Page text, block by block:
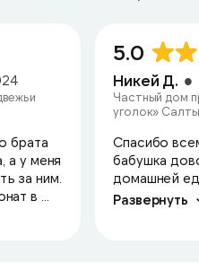
брата
а у меня
за ним.
в ...
5.0
Никей Д.
Частный дом
уголок»
Спасибо
бабушка
домашней
Развернуть